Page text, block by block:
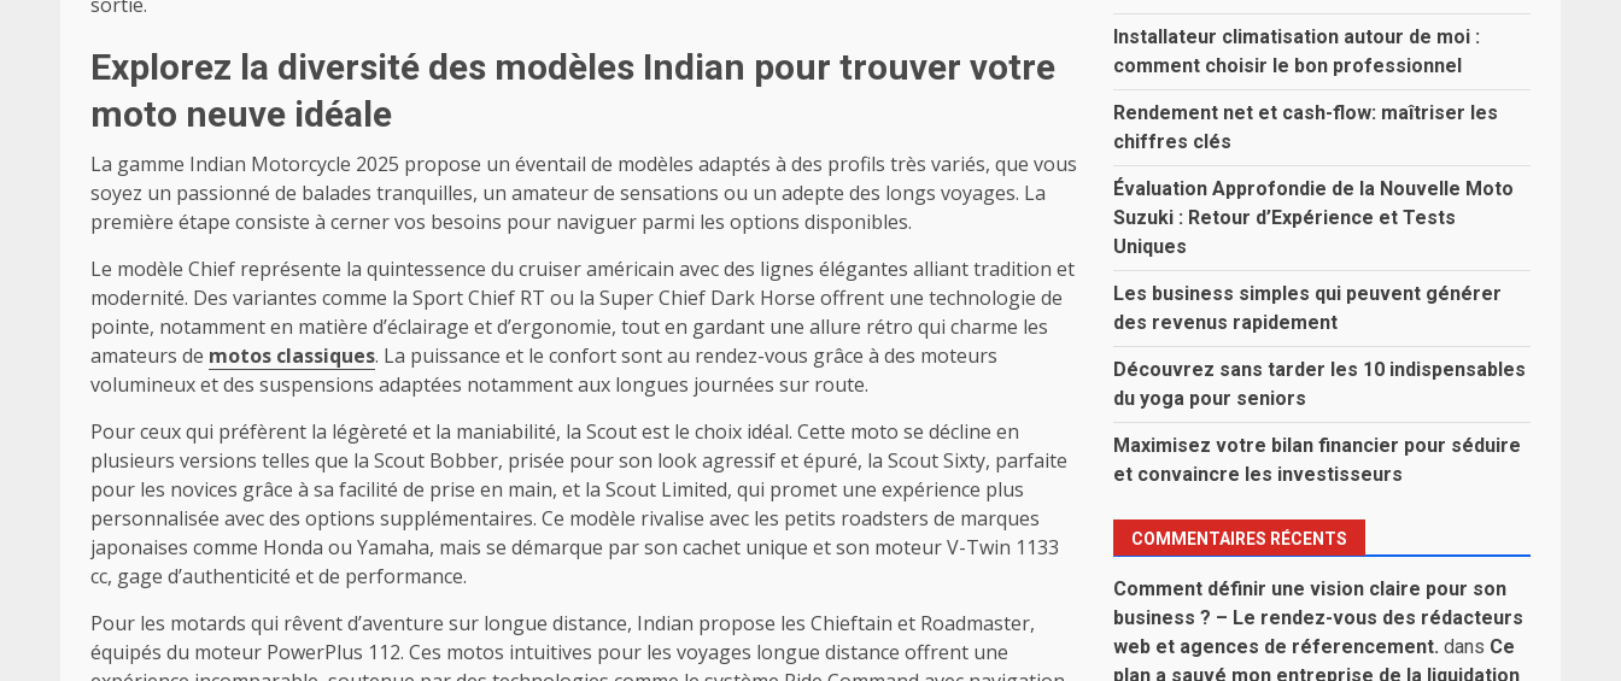
Explorez la diversité des modèles Indian pour trouver votre
moto neuve idéale
La gamme Indian Motorcycle 2025 propose un éventail de modèles adaptés à des profils très variés, que vous
soyez un passionné de balades tranquilles, un amateur de sensations ou un adepte des longs voyages. La
première étape consiste à cerner vos besoins pour naviguer parmi les options disponibles.
Le modèle Chief représente la quintessence du cruiser américain avec des lignes élégantes alliant tradition et
modernité. Des variantes comme la Sport Chief RT ou la Super Chief Dark Horse offrent une technologie de
pointe, notamment en matière d’éclairage et d’ergonomie, tout en gardant une allure rétro qui charme les
amateurs de motos classiques. La puissance et le confort sont au rendez-vous grâce à des moteurs
volumineux et des suspensions adaptées notamment aux longues journées sur route.
Pour ceux qui préfèrent la légèreté et la maniabilité, la Scout est le choix idéal. Cette moto se décline en
plusieurs versions telles que la Scout Bobber, prisée pour son look agressif et épuré, la Scout Sixty, parfaite
pour les novices grâce à sa facilité de prise en main, et la Scout Limited, qui promet une expérience plus
personnalisée avec des options supplémentaires. Ce modèle rivalise avec les petits roadsters de marques
japonaises comme Honda ou Yamaha, mais se démarque par son cachet unique et son moteur V-Twin 1133
cc, gage d’authenticité et de performance.
Pour les motards qui rêvent d’aventure sur longue distance, Indian propose les Chieftain et Roadmaster,
équipés du moteur PowerPlus 112. Ces motos intuitives pour les voyages longue distance offrent une
Installateur climatisation autour de moi :
comment choisir le bon professionnel
Rendement net et cash-flow: maîtriser les
chiffres clés
Évaluation Approfondie de la Nouvelle Moto
Suzuki : Retour d’Expérience et Tests
Uniques
Les business simples qui peuvent générer
des revenus rapidement
Découvrez sans tarder les 10 indispensables
du yoga pour seniors
Maximisez votre bilan financier pour séduire
et convaincre les investisseurs
COMMENTAIRES RÉCENTS
Comment définir une vision claire pour son
business ? – Le rendez-vous des rédacteurs
web et agences de réferencement. dans Ce
plan a sauvé mon entreprise de la liquidation